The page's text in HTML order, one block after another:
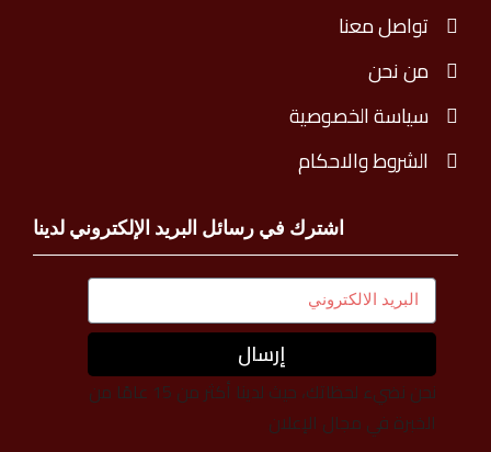
تواصل معنا
من نحن
سياسة الخصوصية
الشروط والاحكام
اشترك في رسائل البريد الإلكتروني لدينا
إرسال
نحن نضيء لحظاتك، حيث لدينا أكثر من 15 عامًا من
الخبرة في مجال الإعلان